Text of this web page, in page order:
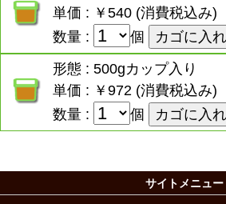
単価 : ￥540 (消費税込み)
数量 :
個
形態 : 500gカップ入り
単価 : ￥972 (消費税込み)
数量 :
個
サイトメニュー